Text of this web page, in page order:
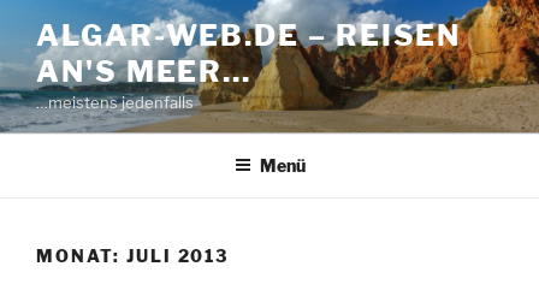
Inhalt
springen
ALGAR-WEB.DE – REISEN
AN'S MEER…
…meistens jedenfalls
Menü
MONAT: JULI 2013